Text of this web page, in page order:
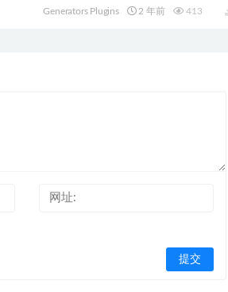
Generators Plugins 2 年前 413